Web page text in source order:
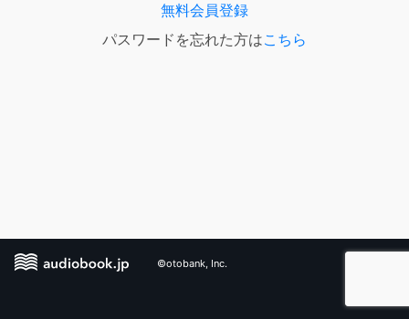
無料会員登録
パスワードを忘れた方はこちら
©otobank, Inc.